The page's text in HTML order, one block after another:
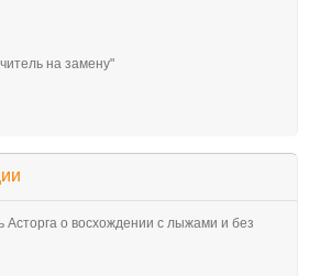
на замену"
о восхождении с лыжами и без